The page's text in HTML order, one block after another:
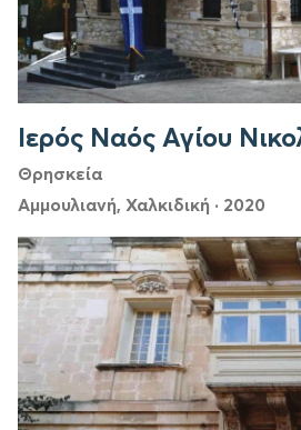
Ιερός Ναός Αγίου
Θρησκεία
Αμμουλιανή, Χαλκιδική · 2020